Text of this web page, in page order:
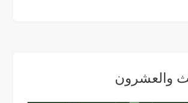
والعشرون